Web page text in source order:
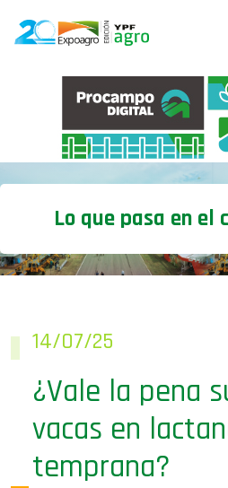
Lo que pasa en el
14/07/25
¿Vale la pena
vacas en
temprana?